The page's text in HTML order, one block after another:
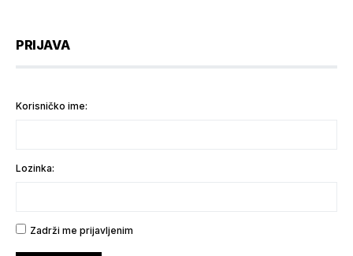
PRIJAVA
Korisničko ime:
Lozinka:
Zadrži me prijavljenim